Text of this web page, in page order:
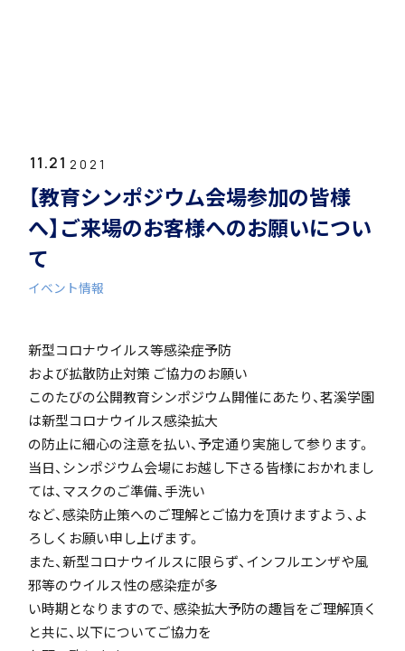
11.21 2021
【教育シンポジウム会場参加の皆様
へ】ご来場のお客様へのお願いについ
て
イベント情報
新型コロナウイルス等感染症予防
および拡散防止対策 ご協力のお願い
このたびの公開教育シンポジウム開催にあたり、茗溪学園
は新型コロナウイルス感染拡大
の防止に細心の注意を払い、予定通り実施して参ります。
当日、シンポジウム会場にお越し下さる皆様におかれまし
ては、マスクのご準備、手洗い
など、感染防止策へのご理解とご協力を頂けますよう、よ
ろしくお願い申し上げます。
また、新型コロナウイルスに限らず、インフルエンザや風
邪等のウイルス性の感染症が多
い時期となりますので、 感染拡大予防の趣旨をご理解頂く
と共に、以下についてご協力を
学校長挨拶
年間行事・課外活動
「SDGs」の取り組みについて
いじめ防止基本方針